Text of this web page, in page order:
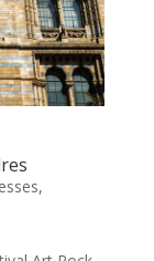
,